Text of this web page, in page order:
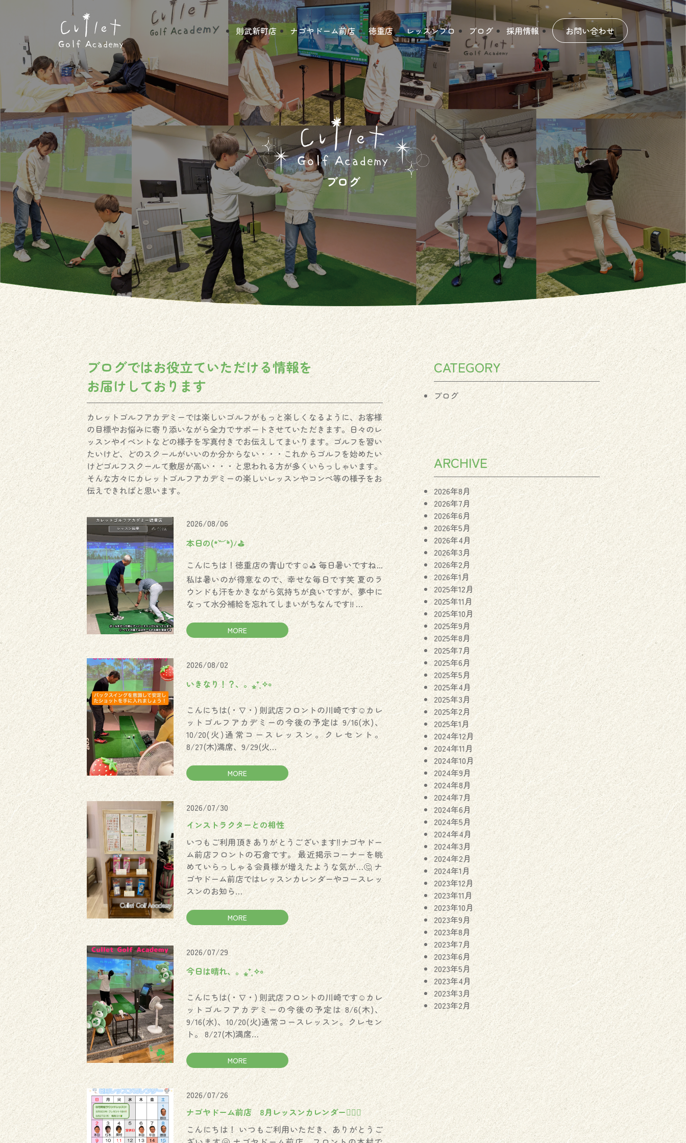
則武新町店 ナゴヤドーム前店 徳重店 レッスンプロ ブログ 採用情報 お問い合わせ
ブログ
ブログではお役立ていただける情報を
お届けしております
カレットゴルフアカデミーでは楽しいゴルフがもっと楽しくなるように、お客様
の目標やお悩みに寄り添いながら全力でサポートさせていただきます。日々のレ
ッスンやイベントなどの様子を写真付きでお伝えしてまいります。ゴルフを習い
たいけど、どのスクールがいいのか分からない・・・これからゴルフを始めたい
けどゴルフスクールて敷居が高い・・・と思われる方が多くいらっしゃいます。
そんな方々にカレットゴルフアカデミーの楽しいレッスンやコンペ等の様子をお
伝えできればと思います。
2026/08/06
本日の(*´︶`*)ﾉ⛳️
こんにちは！徳重店の青山です☺️⛳️ 毎日暑いですね...
私は暑いのが得意なので、幸せな毎日です笑 夏のラ
ウンドも汗をかきながら気持ちが良いですが、夢中に
なって水分補給を忘れてしまいがちなんです!! …
MORE
2026/08/02
いきなり！？、。⁎⁺˳✧༚
こんにちは(・∇・) 則武店フロントの川崎です☺︎カレ
ットゴルフアカデミーの今後の予定は 9/16(水)、
10/20(火)通常コースレッスン。クレセント。
8/27(木)満席、9/29(火…
MORE
2026/07/30
インストラクターとの相性
いつもご利用頂きありがとうございます‼️ナゴヤドー
ム前店フロントの石倉です。 最近掲示コーナーを眺
めていらっしゃる会員様が増えたような気が…🤔 ナ
ゴヤドーム前店ではレッスンカレンダーやコースレッ
スンのお知ら…
MORE
2026/07/29
今日は晴れ、。⁎⁺˳✧༚
こんにちは(・∇・) 則武店フロントの川崎です☺︎カレ
ットゴルフアカデミーの今後の予定は 8/6(木)、
9/16(水)、10/20(火)通常コースレッスン。クレセン
ト。 8/27(木)満席…
MORE
2026/07/26
ナゴヤドーム前店 8月レッスンカレンダー🏌️‍♀️✨
こんにちは！ いつもご利用いただき、ありがとうご
CATEGORY
ブログ
ARCHIVE
2026年8月
2026年7月
2026年6月
2026年5月
2026年4月
2026年3月
2026年2月
2026年1月
2025年12月
2025年11月
2025年10月
2025年9月
2025年8月
2025年7月
2025年6月
2025年5月
2025年4月
2025年3月
2025年2月
2025年1月
2024年12月
2024年11月
2024年10月
2024年9月
2024年8月
2024年7月
2024年6月
2024年5月
2024年4月
2024年3月
2024年2月
2024年1月
2023年12月
2023年11月
2023年10月
2023年9月
2023年8月
2023年7月
2023年6月
2023年5月
2023年4月
2023年3月
2023年2月